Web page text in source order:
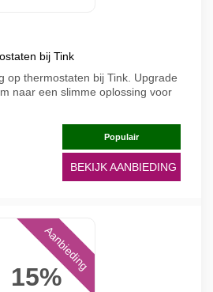
bij Tink
op thermostaten bij Tink. Upgrade
naar een slimme oplossing voor
Populair
BEKIJK AANBIEDING
15%
Aanbieding